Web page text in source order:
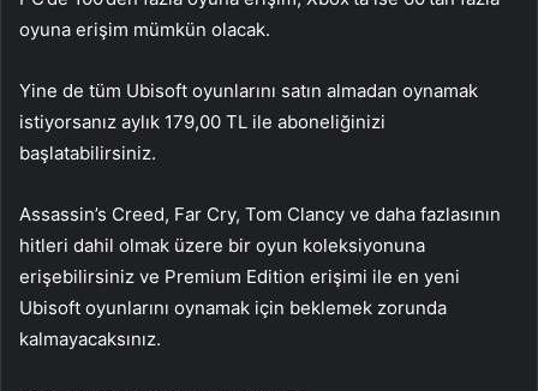
oyuna erişim mümkün olacak.
Yine de tüm Ubisoft oyunlarını satın almadan oynamak
istiyorsanız aylık 179,00 TL ile aboneliğinizi
başlatabilirsiniz.
Assassin’s Creed, Far Cry, Tom Clancy ve daha fazlasının
hitleri dahil olmak üzere bir oyun koleksiyonuna
erişebilirsiniz ve Premium Edition erişimi ile en yeni
Ubisoft oyunlarını oynamak için beklemek zorunda
kalmayacaksınız.